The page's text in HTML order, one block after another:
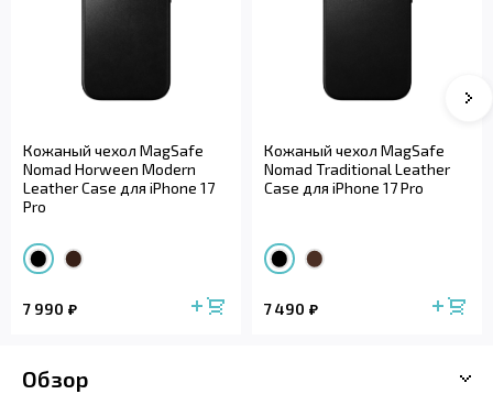
Кожаный чехол MagSafe
Nomad Horween Modern
Leather Case для iPhone 17
Pro
7 990
Кожаный чехол MagSafe
Nomad Traditional Leather
Case для iPhone 17 Pro
7 490
Обзор